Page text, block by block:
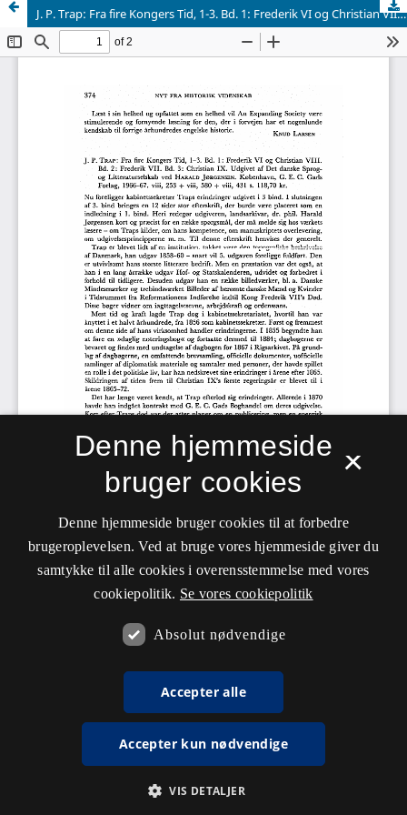
J. P. Trap: Fra fire Kongers Tid, 1-3. Bd. 1: Frederik VI og Christian VIII. Bd. 2: Frederik VII. Bd. 3: Christian IX. Udgivet af Det danskc Sprogog Litteraturselskab ved Harald Jørgensen. København, G. E. C. Gads Forlag, 1966-67. viii, 253 + viii, 580 + viii, 431 s. 118,70 kr.
×
Denne hjemmeside
bruger cookies
Denne hjemmeside bruger cookies til at forbedre
brugeroplevelsen. Ved at bruge vores hjemmeside giver du
samtykke til alle cookies i overensstemmelse med vores
cookiepolitik. Se vores cookiepolitik
Absolut nødvendige
Accepter alle
Accepter kun nødvendige
VIS DETALJER